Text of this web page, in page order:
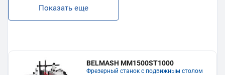
Показать еще
BELMASH MM1500ST1000
Фрезерный станок с подвижным столом